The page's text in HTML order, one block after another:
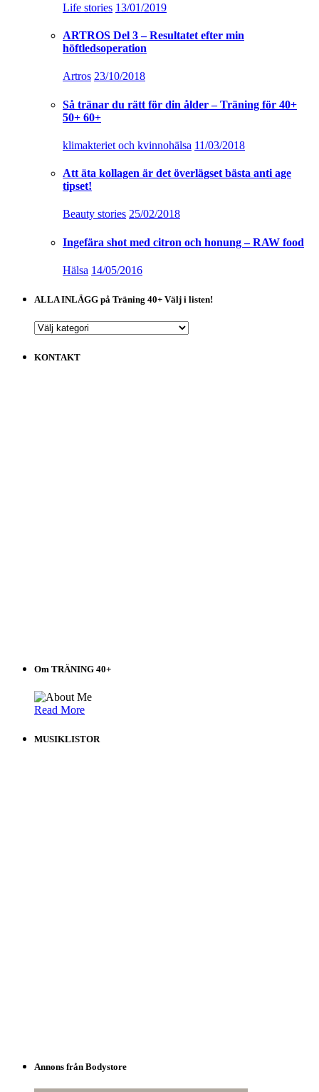
Life stories 13/01/2019
ARTROS Del 3 – Resultatet efter min
höftledsoperation
Artros 23/10/2018
Så tränar du rätt för din ålder – Träning för 40+
50+ 60+
klimakteriet och kvinnohälsa 11/03/2018
Att äta kollagen är det överlägset bästa anti age
tipset!
Beauty stories 25/02/2018
Ingefära shot med citron och honung – RAW food
Hälsa 14/05/2016
ALLA INLÄGG på Träning 40+ Välj i listen!
ALLA
på
KONTAKT
Om TRÄNING 40+
Read More
MUSIKLISTOR
Annons från Bodystore